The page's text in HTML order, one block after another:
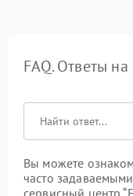
FAQ. Ответы
Вы можете
часто